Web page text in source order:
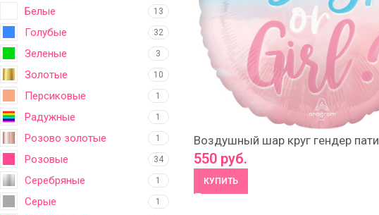
Белые 13
Голубые 32
Зеленые 3
Золотые 10
Персиковые 1
Радужные 1
Розово золотые 1
Розовые 34
Серебряные 1
Серые 1
Воздушный шар круг гендер пати
550руб.
КУПИТЬ